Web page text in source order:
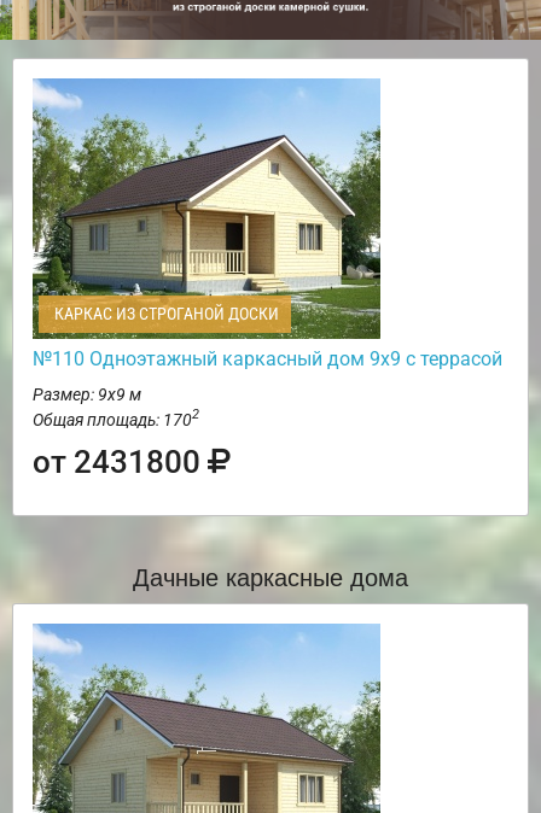
КАРКАС ИЗ СТРОГАНОЙ ДОСКИ
№110 Одноэтажный каркасный дом 9х9 с террасой
Размер: 9х9 м
Общая площадь: 1702
от 2431800
Дачные каркасные дома